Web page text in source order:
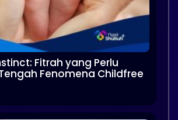
Fitrah yang Perlu
Fenomena Childfree